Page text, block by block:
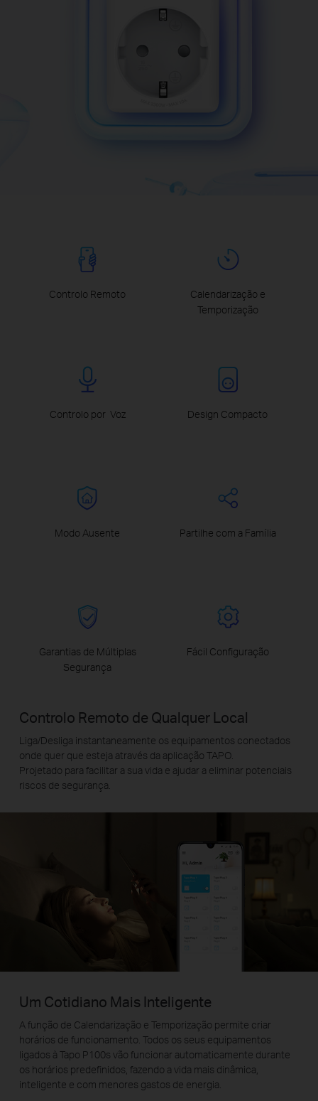
Controlo Remoto
Calendarização e
Temporização
Controlo por Voz Design Compacto
Modo Ausente Partilhe com a Família
Garantias de Múltiplas
Segurança
Fácil Configuração
Controlo Remoto de Qualquer Local
Liga/Desliga instantaneamente os equipamentos conectados
onde quer que esteja através da aplicação TAPO.
Projetado para facilitar a sua vida e ajudar a eliminar potenciais
riscos de segurança.
Um Cotidiano Mais Inteligente
A função de Calendarização e Temporização permite criar
horários de funcionamento. Todos os seus equipamentos
ligados à Tapo P100s vão funcionar automaticamente durante
os horários predefinidos, fazendo a vida mais dinâmica,
inteligente e com menores gastos de energia.